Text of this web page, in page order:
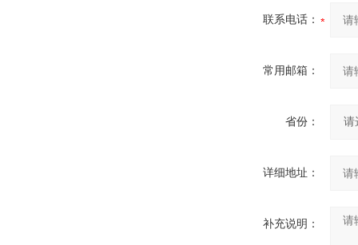
联系电话：
常用邮箱：
省份：
详细地址：
补充说明：